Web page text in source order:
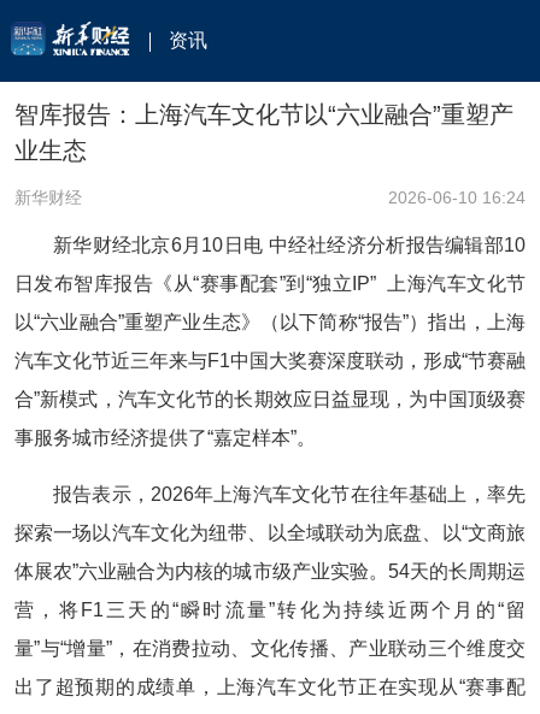
资讯
智库报告：上海汽车文化节以“六业融合”重塑产
业生态
新华财经 2026-06-10 16:24
新华财经北京6月10日电 中经社经济分析报告编辑部10
日发布智库报告《从“赛事配套”到“独立IP” 上海汽车文化节
以“六业融合”重塑产业生态》（以下简称“报告”）指出，上海
汽车文化节近三年来与F1中国大奖赛深度联动，形成“节赛融
合”新模式，汽车文化节的长期效应日益显现，为中国顶级赛
事服务城市经济提供了“嘉定样本”。
报告表示，2026年上海汽车文化节在往年基础上，率先
探索一场以汽车文化为纽带、以全域联动为底盘、以“文商旅
体展农”六业融合为内核的城市级产业实验。54天的长周期运
营，将F1三天的“瞬时流量”转化为持续近两个月的“留
量”与“增量”，在消费拉动、文化传播、产业联动三个维度交
出了超预期的成绩单，上海汽车文化节正在实现从“赛事配